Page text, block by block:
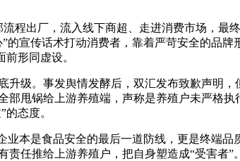
程出厂，流入线下商超、走进消费市场，最
宣传话术打动消费者，靠着严苛安全的品牌
形同虚设。
级。事发舆情发酵后，双汇发布致歉声明
甩锅给上游养殖端，声称是养殖户未严格执
态度。
本是食品安全的最后一道防线，更是终端品
任推给上游养殖户，把自身塑造成“受害者”